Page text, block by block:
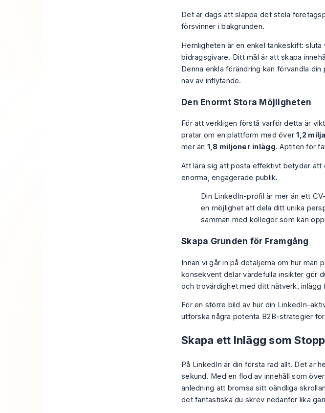
Det är dags att släppa det stela
försvinner i bakgrunden.
Hemligheten är en enkel tankeskift:
bidragsgivare. Ditt mål är att skapa
Denna enkla förändring kan förvandla
nav av inflytande.
Den Enormt Stora Möjligheten
För att verkligen förstå varför detta är
pratar om en plattform med över1,2
mer än 1,8 miljoner inlägg. Aptiten för
Att lära sig att posta effektivt betyder
enorma, engagerade publik.
Din LinkedIn-profil är mer än ett
en möjlighet att dela ditt unika
samman med kollegor som kan
Skapa Grunden för Framgång
Innan vi går in på detaljerna om hur man
konsekvent delar värdefulla insikter gör
och trovärdighet med ditt nätverk, inlägg
För en större bild av hur din LinkedIn-
utforska några potenta B2B-strategier
Skapa ett Inlägg som
På LinkedIn är din första rad allt. Det är
sekund. Med en flod av innehåll som
anledning att bromsa sitt oändliga
det fantastiska du skrev nedanför lika